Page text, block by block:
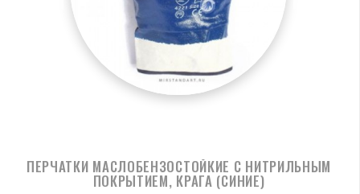
ПЕРЧАТКИ МАСЛОБЕНЗОСТОЙКИЕ С НИТРИЛЬНЫМ
ПОКРЫТИЕМ, КРАГА (СИНИЕ)